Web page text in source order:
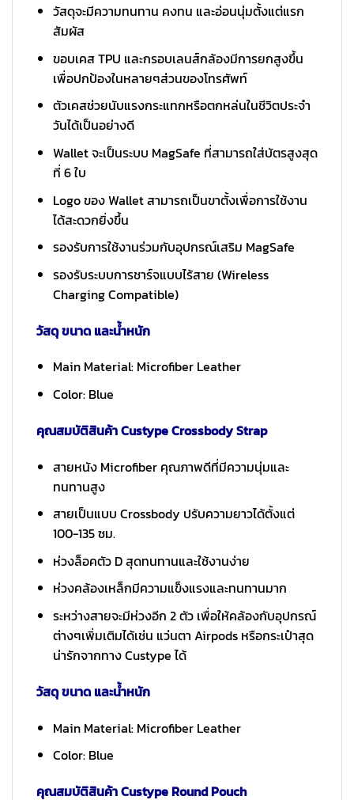
วัสดุจะมีความทนทาน คงทน และอ่อนนุ่มตั้งแต่แรก
สัมผัส
ขอบเคส TPU และกรอบเลนส์กล้องมีการยกสูงขึ้น
เพื่อปกป้องในหลายๆส่วนของโทรศัพท์
ตัวเคสช่วยนับแรงกระแทกหรือตกหล่นในชีวิตประจำ
วันได้เป็นอย่างดี
Wallet จะเป็นระบบ MagSafe ที่สามารถใส่บัตรสูงสุด
ที่ 6 ใบ
Logo ของ Wallet สามารถเป็นขาตั้งเพื่อการใช้งาน
ได้สะดวกยิ่งขึ้น
รองรับการใช้งานร่วมกับอุปกรณ์เสริม MagSafe
รองรับระบบการชาร์จแบบไร้สาย (Wireless
Charging Compatible)
วัสดุ ขนาด และน้ำหนัก
Main Material: Microfiber Leather
Color: Blue
คุณสมบัติสินค้า Custype Crossbody Strap
สายหนัง Microfiber คุณภาพดีที่มีความนุ่มและ
ทนทานสูง
สายเป็นแบบ Crossbody ปรับความยาวได้ตั้งแต่
100-135 ซม.
ห่วงล็อคตัว D สุดทนทานและใช้งานง่าย
ห่วงคล้องเหล็กมีความแข็งแรงและทนทานมาก
ระหว่างสายจะมีห่วงอีก 2 ตัว เพื่อให้คล้องกับอุปกรณ์
ต่างๆเพิ่มเติมได้เช่น แว่นตา Airpods หรือกระเป๋าสุด
น่ารักจากทาง Custype ได้
วัสดุ ขนาด และน้ำหนัก
Main Material: Microfiber Leather
Color: Blue
คุณสมบัติสินค้า Custype Round Pouch